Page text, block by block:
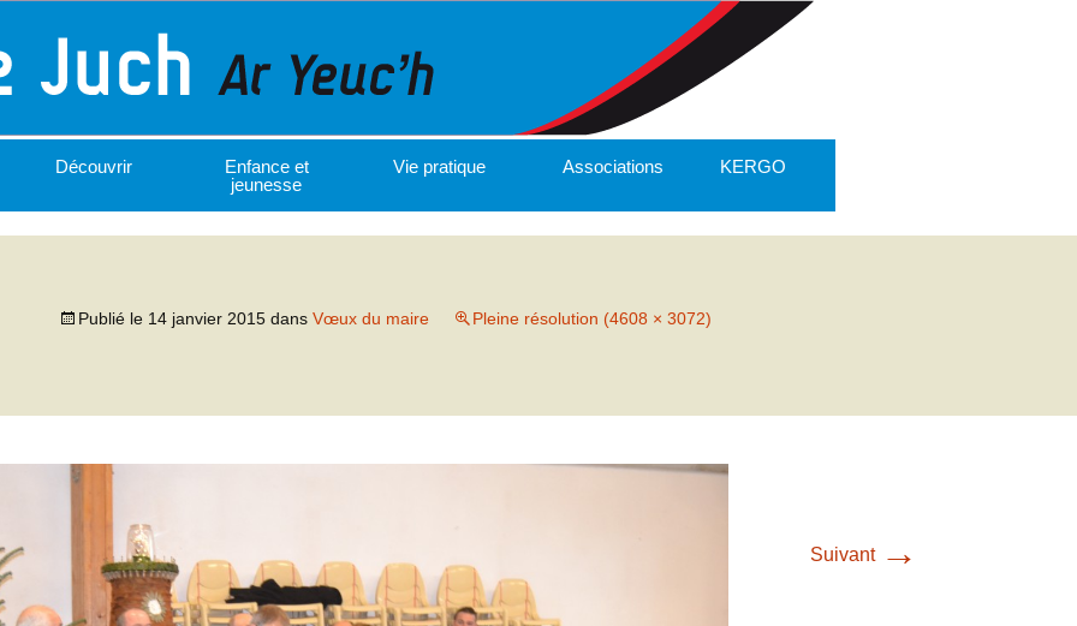
Découvrir
Enfance et
jeunesse
Vie pratique Associations KERGO
Publié le 14 janvier 2015 dans Vœux du maire Pleine résolution (4608 × 3072)
Suivant →